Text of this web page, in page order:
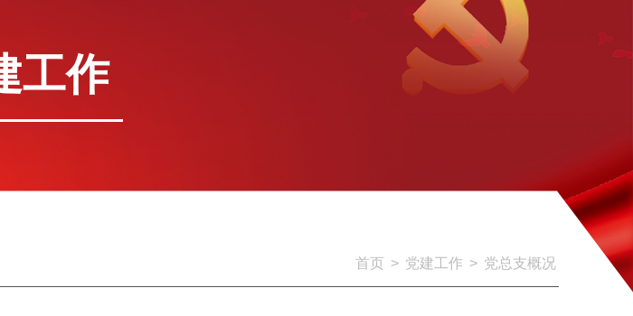
工作
首页 > 党建工作 > 党总支概况